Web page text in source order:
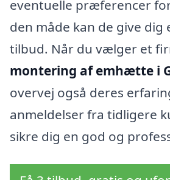
eventuelle præferencer
den måde kan de give
tilbud. Når du vælger et
montering af emhætte i
overvej også deres
anmeldelser fra tidligere
sikre dig en god og